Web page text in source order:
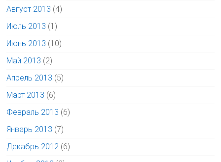
Август 2013 (4)
Июль 2013 (1)
Июнь 2013 (10)
Май 2013 (2)
Апрель 2013 (5)
Март 2013 (6)
Февраль 2013 (6)
Январь 2013 (7)
Декабрь 2012 (6)